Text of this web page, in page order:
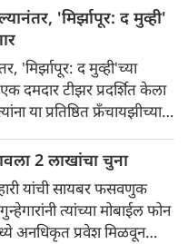
होत असली तरी, ज्या एका
वेधून घेतले आहे आणि
केले आहे, ती म्हणजे 'रॉकिंग
रावणाची भूमिका.
'मिर्झापूर: द मुव्ही'
'मिर्झापूर: द मुव्ही'च्या
एक दमदार टीझर प्रदर्शित केला
या प्रतिष्ठित फ्रँचायझीच्या
अली फजल आणि
त्यांच्या चाहत्यांच्या
आहे.
2 लाखांचा चुना
यांची सायबर फसवणुक
त्यांच्या मोबाईल फोन
अनधिकृत प्रवेश मिळवून